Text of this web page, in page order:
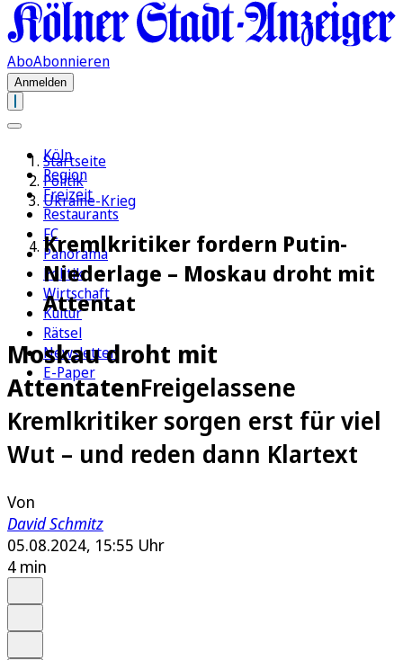
AboAbonnieren
Anmelden
Köln
Region
Freizeit
Restaurants
FC
Panorama
Politik
Wirtschaft
Kultur
Rätsel
Newsletter
E-Paper
Startseite
Politik
Ukraine-Krieg
Kremlkritiker fordern Putin-
Niederlage – Moskau droht mit
Attentat
Moskau droht mit
AttentatenFreigelassene
Kremlkritiker sorgen erst für viel
Wut – und reden dann Klartext
Von
David Schmitz
05.08.2024, 15:55 Uhr
4 min